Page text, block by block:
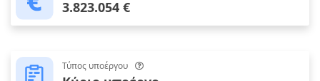
3.823.054 €
Τύπος υποέργου